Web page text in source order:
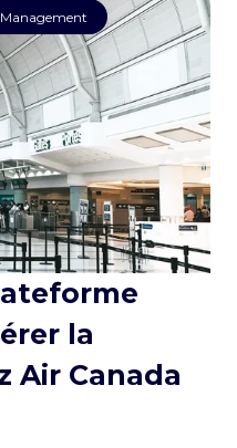
la
Air Canada